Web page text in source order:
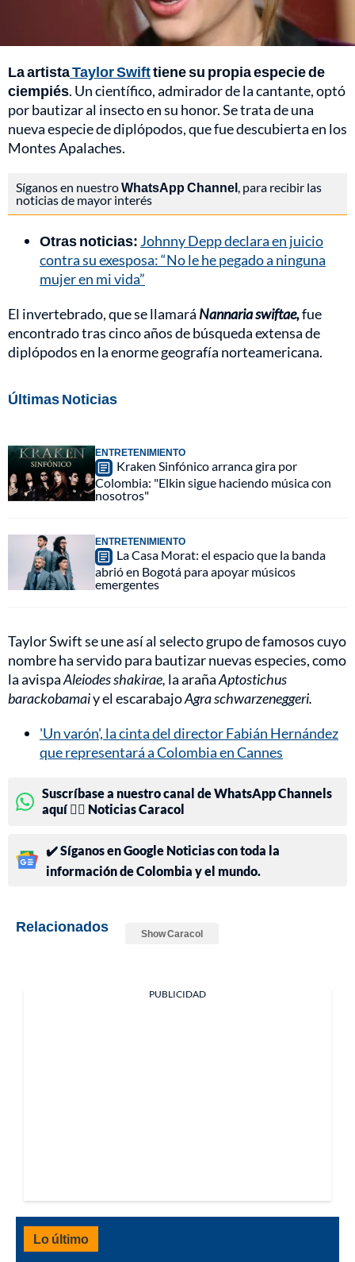
La artistaTaylor Swifttiene su propia especie de
ciempiés. Un científico, admirador de la cantante, optó
por bautizar al insecto en su honor. Se trata de una
nueva especie de diplópodos, que fue descubierta en los
Montes Apalaches.
Síganos en nuestroWhatsApp Channel , para recibir las
noticias de mayor interés
Otras noticias: Johnny Depp declara en juicio
contra su exesposa: “No le he pegado a ninguna
mujer en mi vida”
El invertebrado, que se llamará Nannaria swiftae,fue
encontrado tras cinco años de búsqueda extensa de
diplópodos en la enorme geografía norteamericana.
Últimas Noticias
ENTRETENIMIENTO
Kraken Sinfónico arranca gira por
Colombia: "Elkin sigue haciendo música con
nosotros"
ENTRETENIMIENTO
La Casa Morat: el espacio que la banda
abrió en Bogotá para apoyar músicos
emergentes
Taylor Swift se une así al selecto grupo de famosos cuyo
nombre ha servido para bautizar nuevas especies, como
la avispaAleiodes shakirae, la arañaAptostichus
barackobamaiy el escarabajoAgra schwarzeneggeri.
'Un varón', la cinta del director Fabián Hernández
que representará a Colombia en Cannes
Suscríbase a nuestro canal de WhatsApp Channels
aquí 👉🏻 Noticias Caracol
✔️ Síganos en Google Noticias con toda la
información de Colombia y el mundo.
Relacionados Show Caracol
PUBLICIDAD
Lo último